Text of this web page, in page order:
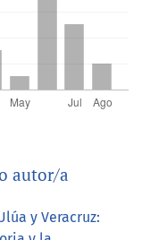
autor/a
y Veracruz: